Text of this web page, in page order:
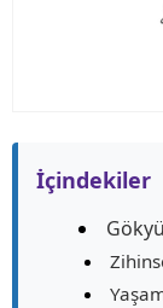
İçindekiler